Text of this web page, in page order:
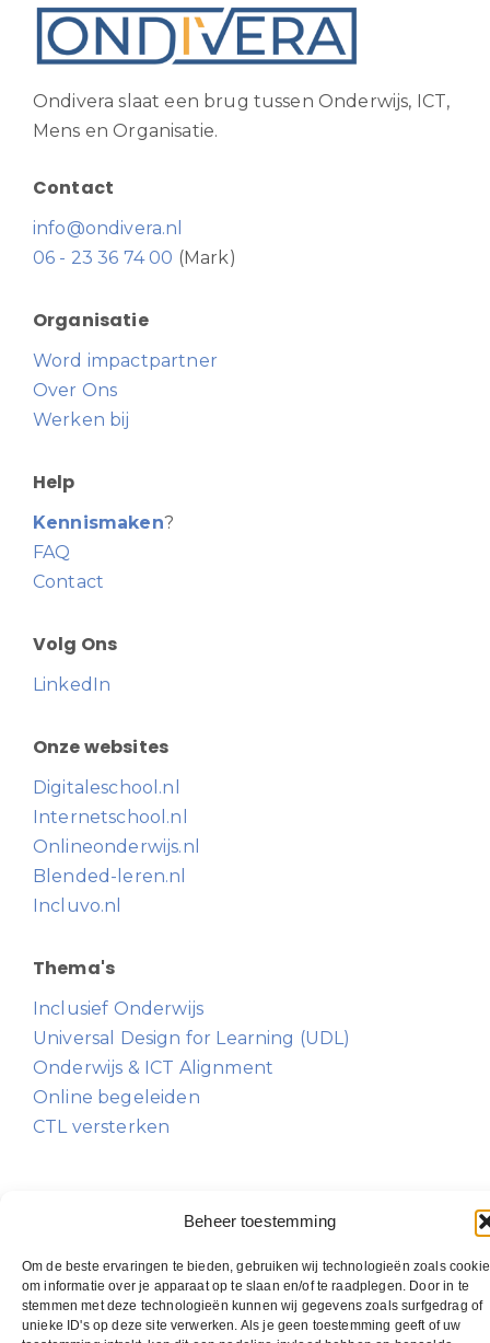
Beheer toestemming
Om de beste ervaringen te bieden, gebruiken wij technologieën zoals
om informatie over je apparaat op te slaan en/of te raadplegen. Door in te
stemmen met deze technologieën kunnen wij gegevens zoals surfgedrag of
unieke ID's op deze site verwerken. Als je geen toestemming geeft of uw
Ondivera slaat een brug tussen Onderwijs, ICT,
Mens en Organisatie.
Contact
info@ondivera.nl
06 - 23 36 74 00 (Mark)
Organisatie
Word impactpartner
Over Ons
Werken bij
Help
Kennismaken?
FAQ
Contact
Volg Ons
LinkedIn
Onze websites
Digitaleschool.nl
Internetschool.nl
Onlineonderwijs.nl
Blended-leren.nl
Incluvo.nl
Thema's
Inclusief Onderwijs
Universal Design for Learning (UDL)
Onderwijs & ICT Alignment
Online begeleiden
CTL versterken